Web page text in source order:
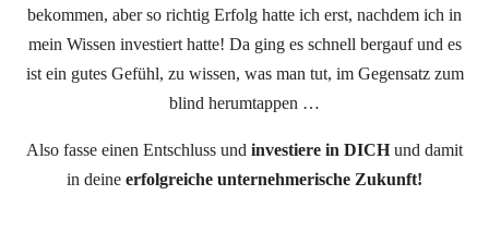
bekommen, aber so richtig Erfolg hatte ich erst, nachdem ich in
mein Wissen investiert hatte! Da ging es schnell bergauf und es
ist ein gutes Gefühl, zu wissen, was man tut, im Gegensatz zum
blind herumtappen …
Also fasse einen Entschluss und investiere in DICHund damit
in deine erfolgreiche unternehmerische Zukunft!